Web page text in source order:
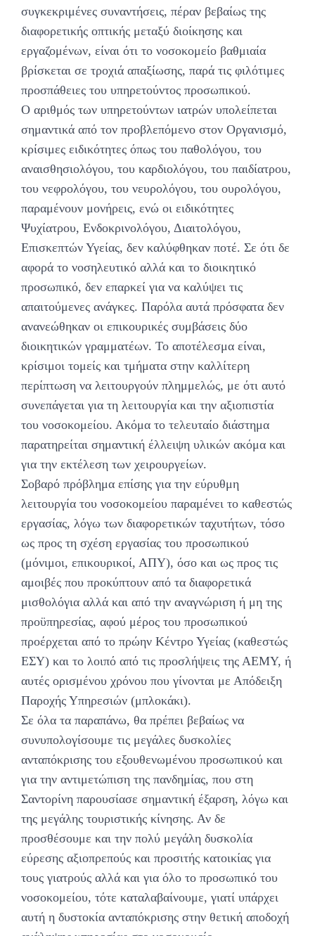
συγκεκριμένες συναντήσεις, πέραν βεβαίως της
διαφορετικής οπτικής μεταξύ διοίκησης και
εργαζομένων, είναι ότι το νοσοκομείο βαθμιαία
βρίσκεται σε τροχιά απαξίωσης, παρά τις φιλότιμες
προσπάθειες του υπηρετούντος προσωπικού.
Ο αριθμός των υπηρετούντων ιατρών υπολείπεται
σημαντικά από τον προβλεπόμενο στον Οργανισμό,
κρίσιμες ειδικότητες όπως του παθολόγου, του
αναισθησιολόγου, του καρδιολόγου, του παιδίατρου,
του νεφρολόγου, του νευρολόγου, του ουρολόγου,
παραμένουν μονήρεις, ενώ οι ειδικότητες
Ψυχίατρου, Ενδοκρινολόγου, Διαιτολόγου,
Επισκεπτών Υγείας, δεν καλύφθηκαν ποτέ. Σε ότι δε
αφορά το νοσηλευτικό αλλά και το διοικητικό
προσωπικό, δεν επαρκεί για να καλύψει τις
απαιτούμενες ανάγκες. Παρόλα αυτά πρόσφατα δεν
ανανεώθηκαν οι επικουρικές συμβάσεις δύο
διοικητικών γραμματέων. Το αποτέλεσμα είναι,
κρίσιμοι τομείς και τμήματα στην καλλίτερη
περίπτωση να λειτουργούν πλημμελώς, με ότι αυτό
συνεπάγεται για τη λειτουργία και την αξιοπιστία
του νοσοκομείου. Ακόμα το τελευταίο διάστημα
παρατηρείται σημαντική έλλειψη υλικών ακόμα και
για την εκτέλεση των χειρουργείων.
Σοβαρό πρόβλημα επίσης για την εύρυθμη
λειτουργία του νοσοκομείου παραμένει το καθεστώς
εργασίας, λόγω των διαφορετικών ταχυτήτων, τόσο
ως προς τη σχέση εργασίας του προσωπικού
(μόνιμοι, επικουρικοί, ΑΠΥ), όσο και ως προς τις
αμοιβές που προκύπτουν από τα διαφορετικά
μισθολόγια αλλά και από την αναγνώριση ή μη της
προϋπηρεσίας, αφού μέρος του προσωπικού
προέρχεται από το πρώην Κέντρο Υγείας (καθεστώς
ΕΣΥ) και το λοιπό από τις προσλήψεις της ΑΕΜΥ, ή
αυτές ορισμένου χρόνου που γίνονται με Απόδειξη
Παροχής Υπηρεσιών (μπλοκάκι).
Σε όλα τα παραπάνω, θα πρέπει βεβαίως να
συνυπολογίσουμε τις μεγάλες δυσκολίες
ανταπόκρισης του εξουθενωμένου προσωπικού και
για την αντιμετώπιση της πανδημίας, που στη
Σαντορίνη παρουσίασε σημαντική έξαρση, λόγω και
της μεγάλης τουριστικής κίνησης. Αν δε
προσθέσουμε και την πολύ μεγάλη δυσκολία
εύρεσης αξιοπρεπούς και προσιτής κατοικίας για
τους γιατρούς αλλά και για όλο το προσωπικό του
νοσοκομείου, τότε καταλαβαίνουμε, γιατί υπάρχει
αυτή η δυστοκία ανταπόκρισης στην θετική αποδοχή